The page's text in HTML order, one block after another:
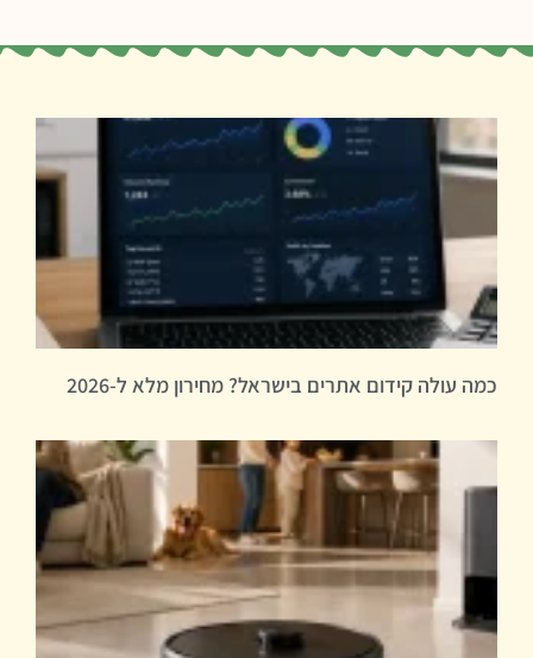
כמה עולה קידום אתרים בישראל? מחירון מלא ל-2026